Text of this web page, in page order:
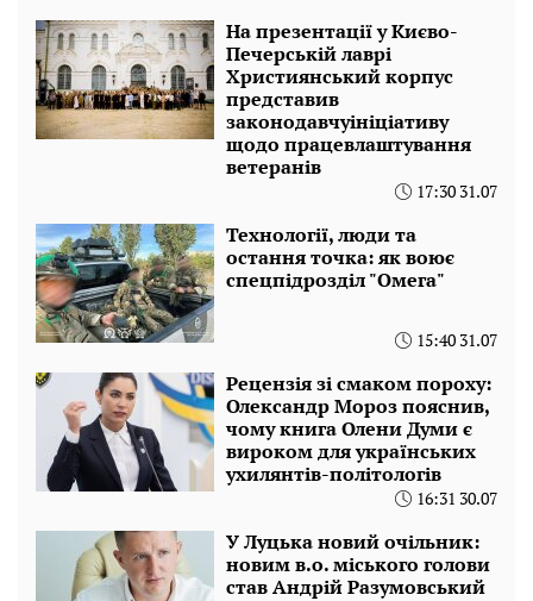
На презентації у Києво-
Печерській лаврі
Християнський корпус
представив
законодавчуініціативу
щодо працевлаштування
ветеранів
17:30 31.07
Технології, люди та
остання точка: як воює
спецпідрозділ "Омега"
15:40 31.07
Рецензія зі смаком пороху:
Олександр Мороз пояснив,
чому книга Олени Думи є
вироком для українських
ухилянтів-політологів
16:31 30.07
У Луцька новий очільник:
новим в.о. міського голови
став Андрій Разумовський